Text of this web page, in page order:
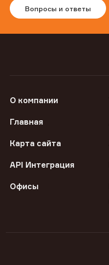
Вопросы и ответы
О компании
Главная
Карта сайта
API Интеграция
Офисы